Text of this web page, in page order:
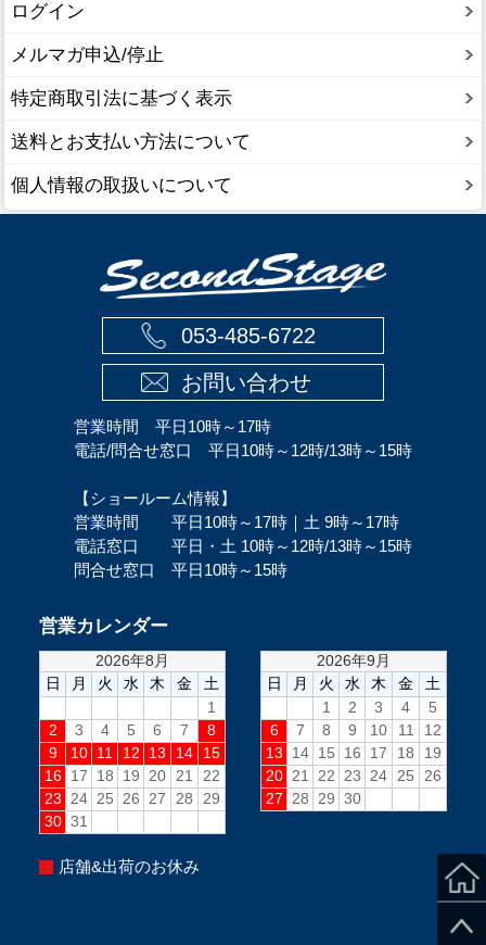
ログイン
メルマガ申込/停止
特定商取引法に基づく表示
送料とお支払い方法について
個人情報の取扱いについて
053-485-6722
お問い合わせ
営業時間 平日10時～17時
電話/問合せ窓口 平日10時～12時/13時～15時
【ショールーム情報】
営業時間 平日10時～17時｜土 9時～17時
電話窓口 平日・土 10時～12時/13時～15時
問合せ窓口 平日10時～15時
営業カレンダー
店舗&出荷のお休み